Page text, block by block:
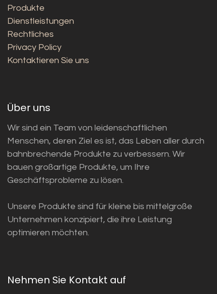
Produkte
Dienstleistungen
Rechtliches
Privacy Policy
Kontaktieren Sie uns
Über uns
Wir sind ein Team von leidenschaftlichen
Menschen, deren Ziel es ist, das Leben aller durch
bahnbrechende Produkte zu verbessern. Wir
bauen großartige Produkte, um Ihre
Geschäftsprobleme zu lösen.
Unsere Produkte sind für kleine bis mittelgroße
Unternehmen konzipiert, die ihre Leistung
optimieren möchten.
Nehmen Sie Kontakt auf